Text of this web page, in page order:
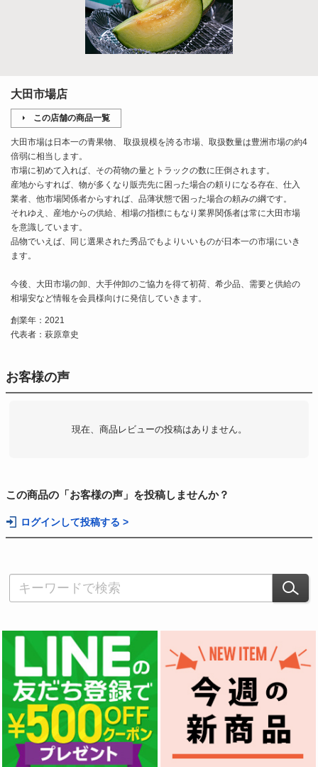
大田市場店
この店舗の商品一覧
大田市場は日本一の青果物、 取扱規模を誇る市場、取扱数量は豊洲市場の約4
倍弱に相当します。
市場に初めて入れば、その荷物の量とトラックの数に圧倒されます。
産地からすれば、物が多くなり販売先に困った場合の頼りになる存在、仕入
業者、他市場関係者からすれば、品薄状態で困った場合の頼みの綱です。
それゆえ、産地からの供給、相場の指標にもなり業界関係者は常に大田市場
を意識しています。
品物でいえば、同じ選果された秀品でもよりいいものが日本一の市場にいき
ます。
今後、大田市場の卸、大手仲卸のご協力を得て初荷、希少品、需要と供給の
相場安など情報を会員様向けに発信していきます。
創業年：2021
代表者：萩原章史
お客様の声
現在、商品レビューの投稿はありません。
この商品の「お客様の声」を投稿しませんか？
ログインして投稿する >